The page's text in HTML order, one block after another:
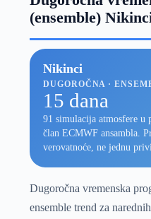
(ensemble)
Nikinci
DUGOROČNA ·
15 dana
91 simulacija atmosfere u
član ECMWF ansambla.
verovatnoće, ne jednu
Dugoročna vremenska
ensemble trend za